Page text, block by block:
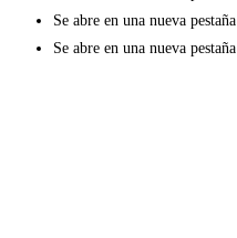
Se abre en una nueva pestaña
Se abre en una nueva pestaña